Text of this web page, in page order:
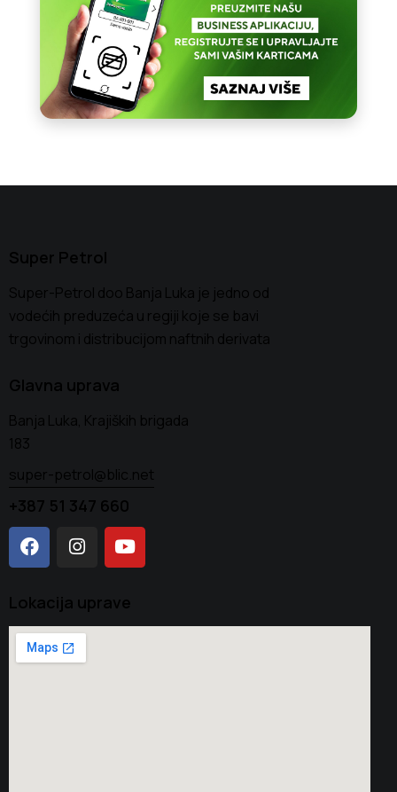
Super Petrol
Super-Petrol doo Banja Luka je jedno od
vodećih preduzeća u regiji koje se bavi
trgovinom i distribucijom naftnih derivata
Glavna uprava
Banja Luka, Krajiških brigada
183
super-petrol@blic.net
+387 51 347 660
Lokacija uprave